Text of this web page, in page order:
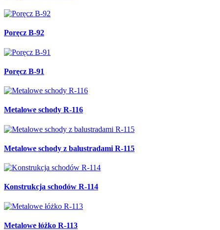
Poręcz B-92
Poręcz B-91
Metalowe schody R-116
Metalowe schody z balustradami R-115
Konstrukcja schodów R-114
Metalowe łóżko R-113